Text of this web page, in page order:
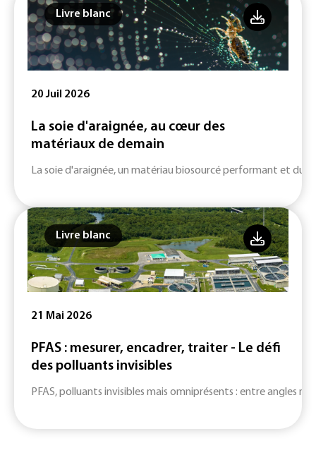
Livre blanc
20 Juil 2026
La soie d'araignée, au cœur des
matériaux de demain
La soie d'araignée, un matériau biosourcé performant et
Livre blanc
21 Mai 2026
PFAS : mesurer, encadrer, traiter - Le défi
des polluants invisibles
PFAS, polluants invisibles mais omniprésents : entre angles